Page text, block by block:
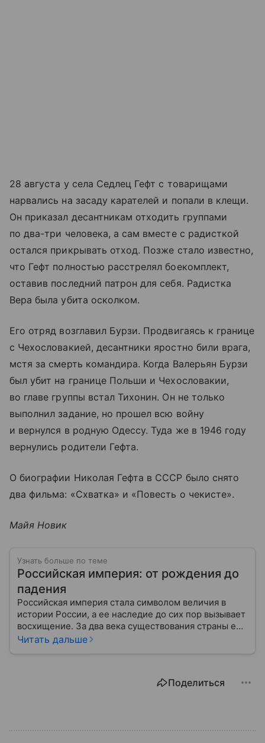
28 августа у села Седлец Гефт с товарищами
нарвались на засаду карателей и попали в клещи.
Он приказал десантникам отходить группами
по два-три человека, а сам вместе с радисткой
остался прикрывать отход. Позже стало известно,
что Гефт полностью расстрелял боекомплект,
оставив последний патрон для себя. Радистка
Вера была убита осколком.
Его отряд возглавил Бурзи. Продвигаясь к границе
с Чехословакией, десантники яростно били врага,
мстя за смерть командира. Когда Валерьян Бурзи
был убит на границе Польши и Чехословакии,
во главе группы встал Тихонин. Он не только
выполнил задание, но прошел всю войну
и вернулся в родную Одессу. Туда же в 1946 году
вернулись родители Гефта.
О биографии Николая Гефта в СССР было снято
два фильма: «Схватка» и «Повесть о чекисте».
Майя Новик
Узнать больше по теме
Российская империя: от рождения до
падения
Российская империя стала символом величия в
истории России, а ее наследие до сих пор вызывает
восхищение. За два века существования страны ее
площадь увеличилась с 15 миллионов квадратных
большой территорией в мире. С ее мощью были
Читать дальше
Поделиться